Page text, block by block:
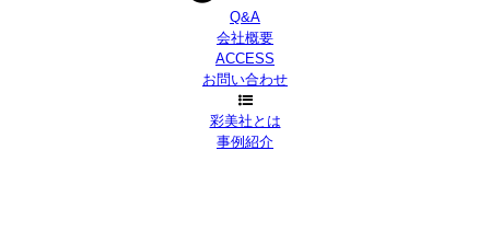
Q&A
会社概要
ACCESS
お問い合わせ
彩美社とは
事例紹介